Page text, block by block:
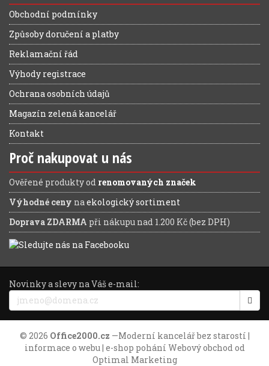
Obchodní podmínky
Způsoby doručení a platby
Reklamační řád
Výhody registrace
Ochrana osobních údajů
Magazín zelená kancelář
Kontakt
Proč nakupovat u nás
Ověřené produkty od renomovaných značek
Výhodné ceny naekologický sortiment
Doprava ZDARMA při nákupu nad 1.200 Kč (bez DPH)
Novinky a slevy na Váš e-mail:
© 2026 Office2000.cz —Moderní kancelář bez starostí |
informace o webu | e-shop pohání Webový obchod od
Optimal Marketing